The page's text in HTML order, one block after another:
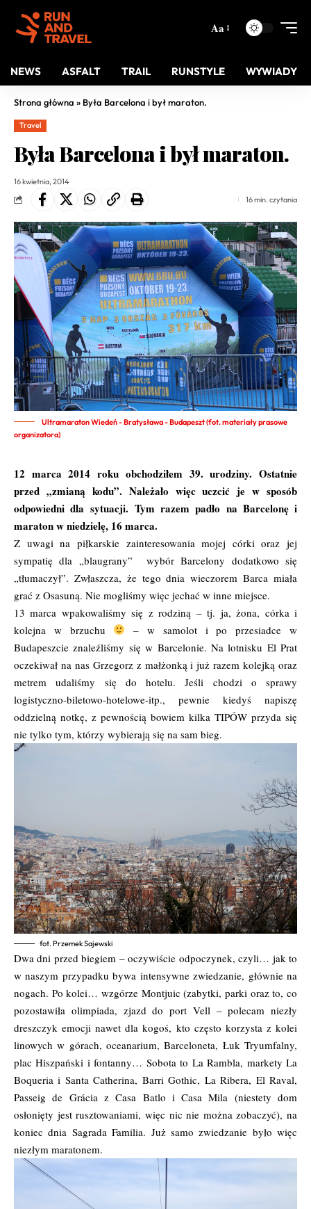
Aa
NEWS ASFALT TRAIL RUNSTYLE WYWIADY
Strona główna » Była Barcelona i był maraton.
Travel
Była Barcelona i był maraton.
16 kwietnia, 2014
16 min. czytania
Ultramaraton Wiedeń - Bratysława - Budapeszt (fot. materiały prasowe
organizatora)
12 marca 2014 roku obchodziłem 39. urodziny. Ostatnie
przed „zmianą kodu”. Należało więc uczcić je w sposób
odpowiedni dla sytuacji. Tym razem padło na Barcelonę i
maraton w niedzielę, 16 marca.
Z uwagi na piłkarskie zainteresowania mojej córki oraz jej
sympatię dla „blaugrany” wybór Barcelony dodatkowo się
„tłumaczył”. Zwłaszcza, że tego dnia wieczorem Barca miała
grać z Osasuną. Nie mogliśmy więc jechać w inne miejsce.
13 marca wpakowaliśmy się z rodziną – tj. ja, żona, córka i
kolejna w brzuchu
– w samolot i po przesiadce w
Budapeszcie znaleźliśmy się w Barcelonie. Na lotnisku El Prat
oczekiwał na nas Grzegorz z małżonką i już razem kolejką oraz
metrem udaliśmy się do hotelu. Jeśli chodzi o sprawy
logistyczno-biletowo-hotelowe-itp., pewnie kiedyś napiszę
oddzielną notkę, z pewnością bowiem kilka TIPÓW przyda się
nie tylko tym, którzy wybierają się na sam bieg.
fot. Przemek Sajewski
Dwa dni przed biegiem – oczywiście odpoczynek, czyli… jak to
w naszym przypadku bywa intensywne zwiedzanie, głównie na
nogach. Po kolei… wzgórze Montjuic (zabytki, parki oraz to, co
pozostawiła olimpiada, zjazd do port Vell – polecam niezły
dreszczyk emocji nawet dla kogoś, kto często korzysta z kolei
linowych w górach, oceanarium, Barceloneta, Łuk Tryumfalny,
plac Hiszpański i fontanny… Sobota to La Rambla, markety La
Boqueria i Santa Catherina, Barri Gothic, La Ribera, El Raval,
Passeig de Grácia z Casa Batlo i Casa Mila (niestety dom
osłonięty jest rusztowaniami, więc nic nie można zobaczyć), na
koniec dnia Sagrada Familia. Już samo zwiedzanie było więc
niezłym maratonem.